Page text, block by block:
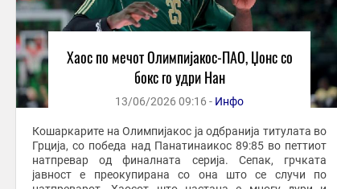
Хаос по мечот Олимпијакос-ПАО, Џонс со
бокс го удри Нан
13/06/2026 09:16 - Инфо
Кошаркарите на Олимпијакос ја одбранија титулата во
Грција, со победа над Панатинаикос 89:85 во петтиот
натпревар од финалната серија. Сепак, грчката
јавност е преокупирана со она што се случи по